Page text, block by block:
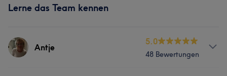
Lerne das Team kennen
Antje
5.0
48 Bewertungen